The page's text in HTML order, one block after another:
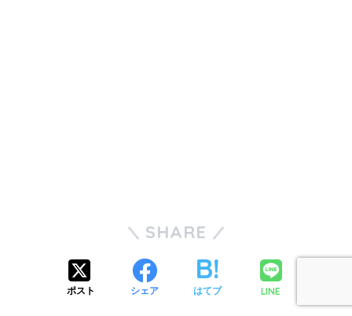
SHARE
ポスト シェア はてブ LINE